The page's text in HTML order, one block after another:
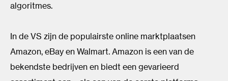
algoritmes.
In de VS zijn de populairste online marktplaatsen
Amazon, eBay en Walmart. Amazon is een van de
bekendste bedrijven en biedt een gevarieerd